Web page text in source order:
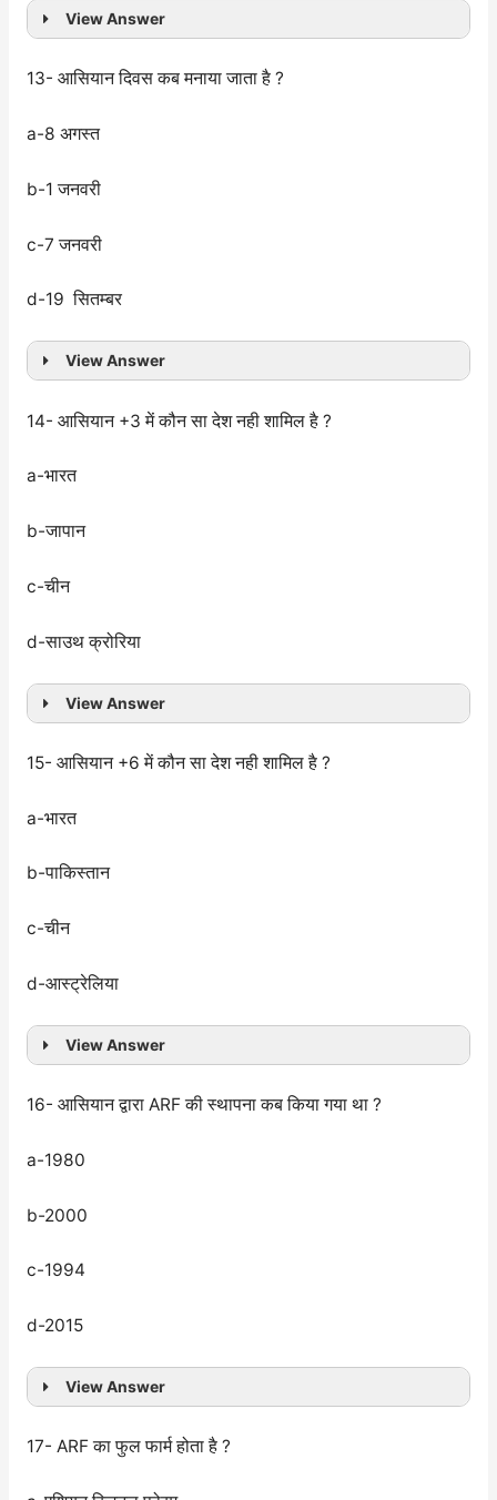
View Answer
13- आसियान दिवस कब मनाया जाता है ?
a-8 अगस्त
b-1 जनवरी
c-7 जनवरी
d-19 सितम्बर
View Answer
14- आसियान +3 में कौन सा देश नही शामिल है ?
a-भारत
b-जापान
c-चीन
d-साउथ क्रोरिया
View Answer
15- आसियान +6 में कौन सा देश नही शामिल है ?
a-भारत
b-पाकिस्तान
c-चीन
d-आस्ट्रेलिया
View Answer
16- आसियान द्वारा ARF की स्थापना कब किया गया था ?
a-1980
b-2000
c-1994
d-2015
View Answer
17- ARF का फुल फार्म होता है ?